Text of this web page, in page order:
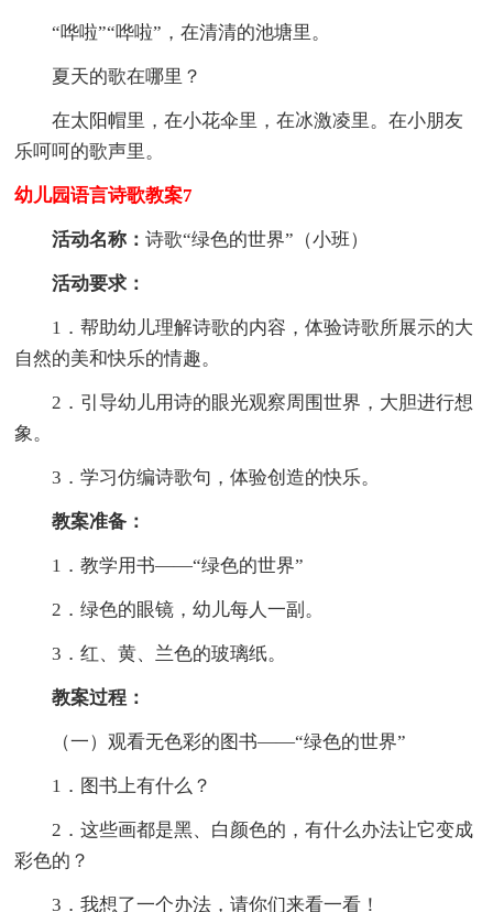
“哗啦”“哗啦”，在清清的池塘里。
夏天的歌在哪里？
在太阳帽里，在小花伞里，在冰激凌里。在小朋友
乐呵呵的歌声里。
幼儿园语言诗歌教案7
活动名称：诗歌“绿色的世界”（小班）
活动要求：
1．帮助幼儿理解诗歌的内容，体验诗歌所展示的大
自然的美和快乐的情趣。
2．引导幼儿用诗的眼光观察周围世界，大胆进行想
象。
3．学习仿编诗歌句，体验创造的快乐。
教案准备：
1．教学用书——“绿色的世界”
2．绿色的眼镜，幼儿每人一副。
3．红、黄、兰色的玻璃纸。
教案过程：
（一）观看无色彩的图书——“绿色的世界”
1．图书上有什么？
2．这些画都是黑、白颜色的，有什么办法让它变成
彩色的？
3．我想了一个办法，请你们来看一看！